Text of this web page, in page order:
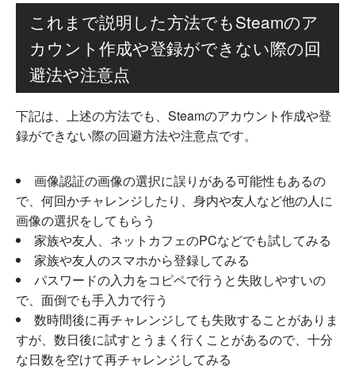
これまで説明した方法でもSteamのア
カウント作成や登録ができない際の回
避法や注意点
下記は、上述の方法でも、Steamのアカウント作成や登
録ができない際の回避方法や注意点です。
画像認証の画像の選択に誤りがある可能性もあるの
で、何回かチャレンジしたり、身内や友人など他の人に
画像の選択をしてもらう
家族や友人、ネットカフェのPCなどでも試してみる
家族や友人のスマホから登録してみる
パスワードの入力をコピペで行うと失敗しやすいの
で、面倒でも手入力で行う
数時間後に再チャレンジしても失敗することがありま
すが、数日後に試すとうまく行くことがあるので、十分
な日数を空けて再チャレンジしてみる